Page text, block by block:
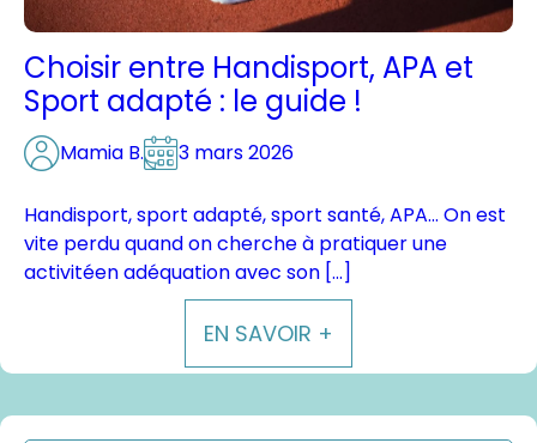
Choisir entre Handisport, APA et
Sport adapté : le guide !
Mamia B. 3 mars 2026
Handisport, sport adapté, sport santé, APA… On est
vite perdu quand on cherche à pratiquer une
activitéen adéquation avec son […]
EN SAVOIR +